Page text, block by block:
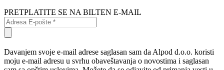
PRETPLATITE SE NA BILTEN E-MAIL
Davanjem svoje e-mail adrese saglasan sam da Alpod d.o.o. koristi
moju e-mail adresu u svrhu obaveštavanja o novostima i saglasan